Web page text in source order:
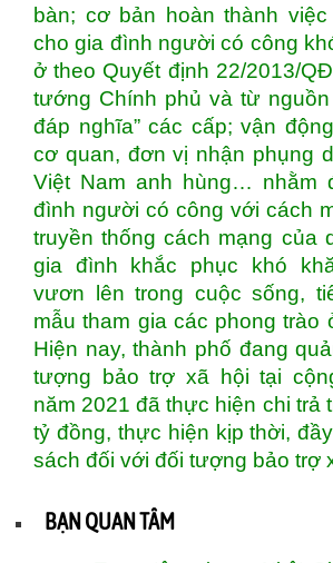
bàn; cơ bản hoàn thành
cho gia đình người có công
ở theo Quyết định 22/2013/
tướng Chính phủ và từ
đáp nghĩa” các cấp; vận
cơ quan, đơn vị nhận phụng
Việt Nam anh hùng… nhằm
đình người có công với cách
truyền thống cách mạng của
gia đình khắc phục khó
vươn lên trong cuộc sống,
mẫu tham gia các phong trào
Hiện nay, thành phố đang
tượng bảo trợ xã hội tại
năm 2021 đã thực hiện chi trả
tỷ đồng, thực hiện kịp thời,
sách đối với đối tượng bảo trợ
BẠN QUAN TÂM